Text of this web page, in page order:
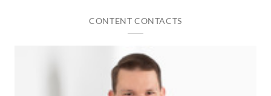
CONTENT CONTACTS